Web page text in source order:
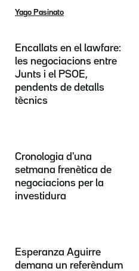
Yago Pasinato
Encallats en el lawfare:
les negociacions entre
Junts i el PSOE,
pendents de detalls
tècnics
Cronologia d'una
setmana frenètica de
negociacions per la
investidura
Esperanza Aguirre
demana un referèndum